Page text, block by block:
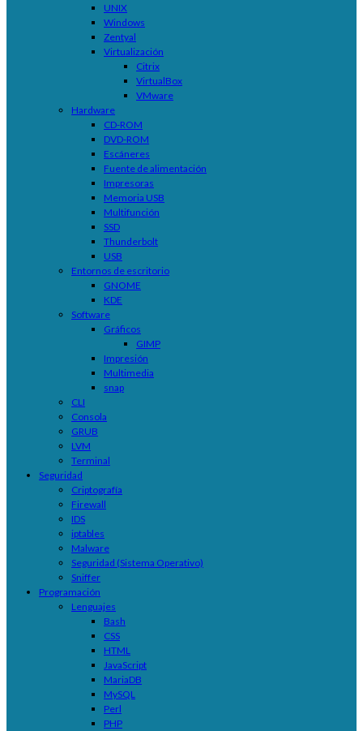
UNIX
Windows
Zentyal
Virtualización
Citrix
VirtualBox
VMware
Hardware
CD-ROM
DVD-ROM
Escáneres
Fuente de alimentación
Impresoras
Memoria USB
Multifunción
SSD
Thunderbolt
USB
Entornos de escritorio
GNOME
KDE
Software
Gráficos
GIMP
Impresión
Multimedia
snap
CLI
Consola
GRUB
LVM
Terminal
Seguridad
Criptografía
Firewall
IDS
iptables
Malware
Seguridad (Sistema Operativo)
Sniffer
Programación
Lenguajes
Bash
CSS
HTML
JavaScript
MariaDB
MySQL
Perl
PHP